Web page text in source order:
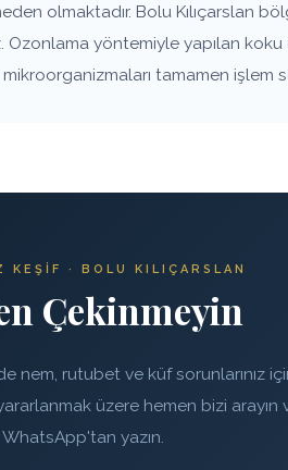
olmaktadır. Bolu Kılıçarslan
yöntemiyle yapılan
tamamen işlem
KEŞIF · BOLU KILIÇARSLAN
Çekinmeyin
nem, rutubet ve küf sorunlarınız
üzere hemen bizi arayın
WhatsApp'tan yazın.